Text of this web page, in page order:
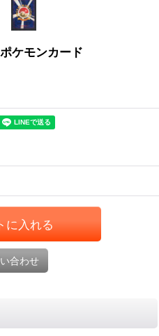
ケモンカード
に入れる
合わせ